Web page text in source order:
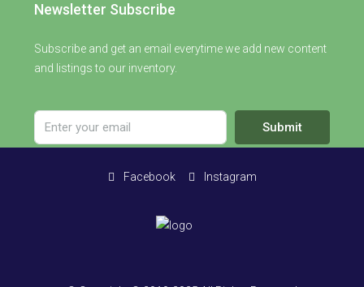
Newsletter Subscribe
Subscribe and get an email everytime we add new content
and listings to our inventory.
Submit
Facebook Instagram